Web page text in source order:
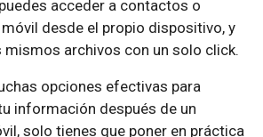
acceder a contactos o
desde el propio dispositivo, y
archivos con un solo click.
opciones efectivas para
información después de un
solo tienes que poner en práctica